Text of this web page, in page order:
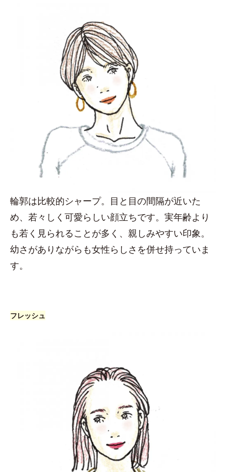
輪郭は比較的シャープ。目と目の間隔が近いた
め、若々しく可愛らしい顔立ちです。実年齢より
も若く見られることが多く、親しみやすい印象。
幼さがありながらも女性らしさを併せ持っていま
す。
フレッシュ